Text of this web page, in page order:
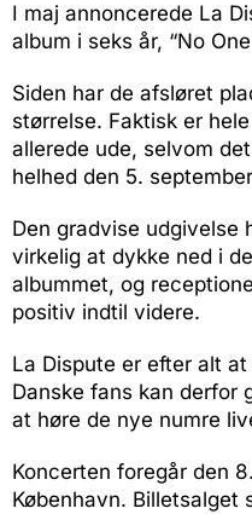
I maj annoncerede La
album i seks år, “No
Siden har de afsløret
størrelse. Faktisk er
allerede ude, selvom
helhed den 5.
Den gradvise udgivelse
virkelig at dykke ned i
albummet, og
positiv indtil videre.
La Dispute er efter alt
Danske fans kan derfor
at høre de nye numre
Koncerten foregår den
København. Billetsalget